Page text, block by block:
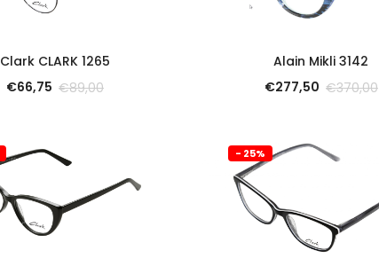
Clark CLARK 1265
€66,75 €89,00
Alain Mikli 3142
€277,50 €370,00
- 25%